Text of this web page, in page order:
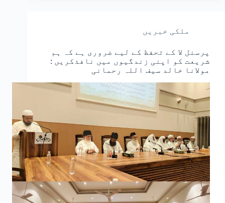
ملکی خبریں
پرسنل لا کے تحفظ کے لیے ضروری ہے کہ ہم
شریعت کو اپنی زندگیوں میں نافذکریں :
مولانا خالد سیف اللہ رحمانی